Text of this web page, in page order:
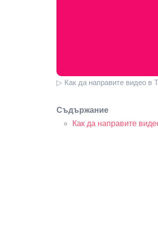
▷ Как да направите видео в
Съдържание
Как да направите